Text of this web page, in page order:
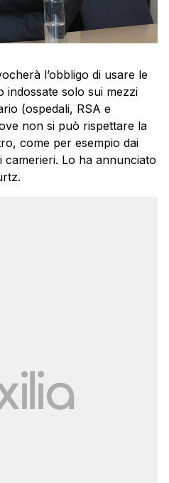
l’obbligo di usare le
indossate solo sui mezzi
(ospedali, RSA e
non si può rispettare la
come per esempio dai
Lo ha annunciato